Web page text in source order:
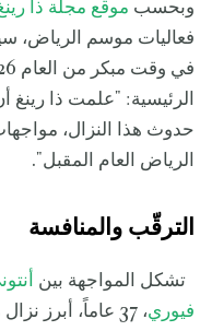
وبحسب موقع مجلة ذا
فعاليات موسم الرياض،
الرئيسية: "علمت ذا
حدوث هذا النزال،
الرياض العام المقبل".
الترقّب والمنافسة
تشكل المواجهة بين
فيوري
، 37 عاماً،